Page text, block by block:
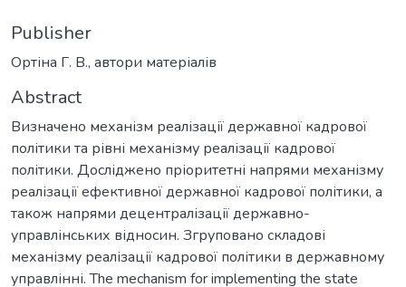
Publisher
Ортіна Г. В., автори матеріалів
Abstract
Визначено механізм реалізації державної кадрової
політики та рівні механізму реалізації кадрової
політики. Досліджено пріоритетні напрями механізму
реалізації ефективної державної кадрової політики, а
також напрями децентралізації державно-
управлінських відносин. Згруповано складові
механізму реалізації кадрової політики в державному
управлінні. The mechanism for implementing the state